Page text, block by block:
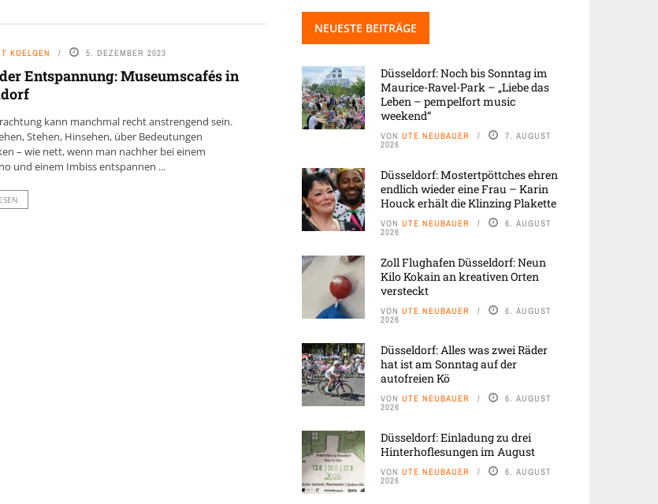
KOELGEN 5. DEZEMBER 2023
Entspannung: Museumscafés in
kann manchmal recht anstrengend sein.
Stehen, Hinsehen, über Bedeutungen
– wie nett, wenn man nachher bei einem
und einem Imbiss entspannen ...
NEUESTE BEITRÄGE
Düsseldorf: Noch bis Sonntag im
Maurice-Ravel-Park – „Liebe das
Leben – pempelfort music
weekend“
VON UTE NEUBAUER 7. AUGUST
2026
Düsseldorf: Mostertpöttches ehren
endlich wieder eine Frau – Karin
Houck erhält die Klinzing Plakette
VON UTE NEUBAUER 6. AUGUST
2026
Zoll Flughafen Düsseldorf: Neun
Kilo Kokain an kreativen Orten
versteckt
VON UTE NEUBAUER 6. AUGUST
2026
Düsseldorf: Alles was zwei Räder
hat ist am Sonntag auf der
autofreien Kö
VON UTE NEUBAUER 6. AUGUST
2026
Düsseldorf: Einladung zu drei
Hinterhoflesungen im August
VON UTE NEUBAUER 6. AUGUST
2026